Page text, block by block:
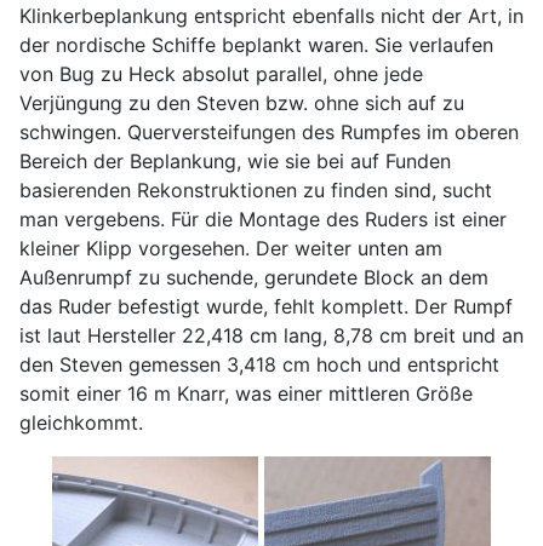
Klinkerbeplankung entspricht ebenfalls nicht der Art, in
der nordische Schiffe beplankt waren. Sie verlaufen
von Bug zu Heck absolut parallel, ohne jede
Verjüngung zu den Steven bzw. ohne sich auf zu
schwingen. Querversteifungen des Rumpfes im oberen
Bereich der Beplankung, wie sie bei auf Funden
basierenden Rekonstruktionen zu finden sind, sucht
man vergebens. Für die Montage des Ruders ist einer
kleiner Klipp vorgesehen. Der weiter unten am
Außenrumpf zu suchende, gerundete Block an dem
das Ruder befestigt wurde, fehlt komplett. Der Rumpf
ist laut Hersteller 22,418 cm lang, 8,78 cm breit und an
den Steven gemessen 3,418 cm hoch und entspricht
somit einer 16 m Knarr, was einer mittleren Größe
gleichkommt.